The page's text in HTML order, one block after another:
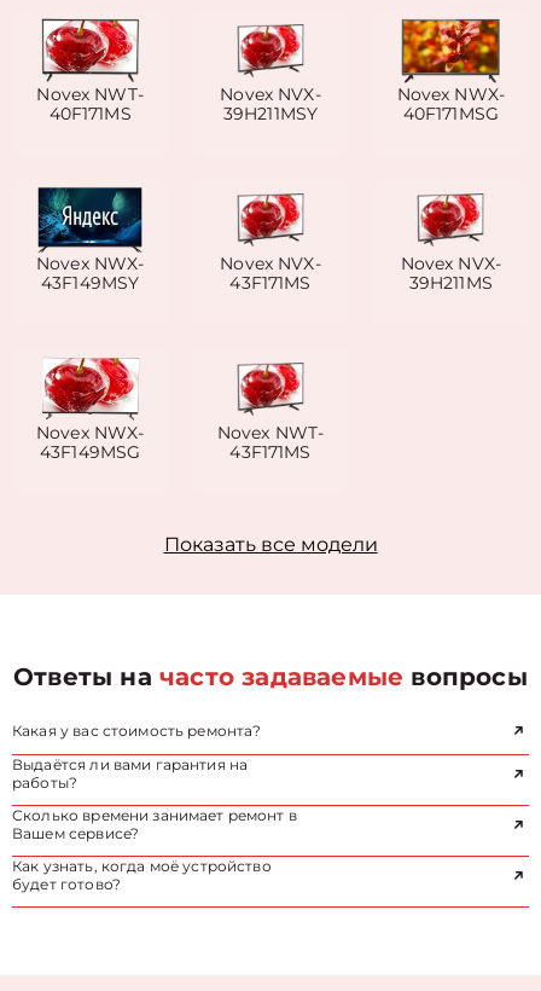
Novex NWT-
40F171MS
Novex NVX-
39H211MSY
Novex NWX-
40F171MSG
Novex NWX-
43F149MSY
Novex NVX-
43F171MS
Novex NVX-
39H211MS
Novex NWX-
43F149MSG
Novex NWT-
43F171MS
Показать все модели
Ответы начасто задаваемые вопросы
Какая у вас стоимость ремонта?
Выдаётся ли вами гарантия на
работы?
Сколько времени занимает ремонт в
Вашем сервисе?
Как узнать, когда моё устройство
будет готово?